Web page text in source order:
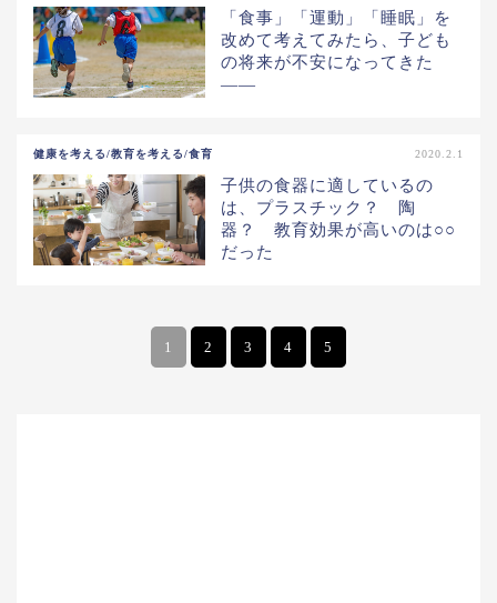
「食事」「運動」「睡眠」を
改めて考えてみたら、子ども
の将来が不安になってきた
――
健康を考える/教育を考える/食育 2020.2.1
子供の食器に適しているの
は、プラスチック？ 陶
器？ 教育効果が高いのは○○
だった
1 2 3 4 5